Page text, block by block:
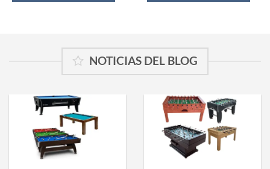
NOTICIAS DEL BLOG